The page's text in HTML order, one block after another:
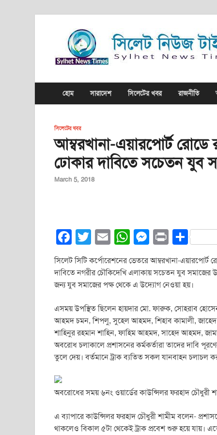
হোম সারাদেশ সিলেটের খবর রাজনীতি
সিলেটের খবর
আম্বরখানা-এয়ারপোর্ট রোডে
ঢোকার দাবিতে সচেতন যুব
March 5, 2018
F
a
c
e
b
o
o
k
T
wi
tt
er
E
m
ail
W
h
at
s
p
p
M
e
ss
e
g
er
Pr
in
t
S
h
ar
e
সিলেট সিটি কর্পোরেশনের ভেতরে আম্বরখানা-এয়ারপোর্ট
দাবিতে নগরীর চৌকিদেখি এলাকায় সচেতন যুব সমাজের
জন্য যুব সমাজের পক্ষ থেকে এ উদ্যোগ নেওয়া হয়।
এসময় উপস্থিত ছিলেন হায়দার মো. ফারুক, সোহরাব
আহমদ চমন, শিপলু, সুহেল আহমদ, শিহাব কামালী,
শাহিনুর রহমান শাহিন, ফাহিম আহমদ, সাহেদ আহমদ,
অবরোধ চলাকালে প্রশাসনের কর্মকর্তারা তাদের দাবি
তুলে দেয়। বর্তমানে ট্রাক ব্যতিত সকল যানবাহন চলাচল
অবরোধের সময় ৬নং ওয়ার্ডের কাউন্সিলর ফরহাদ চৌধুরী
এ ব্যাপারে কাউন্সিলর ফরহাদ চৌধুরী শামীম বলেন-
থাকলেও বিকাল ৫টা থেকেই ট্রাক প্রবেশ শুরু হয়ে যায়।